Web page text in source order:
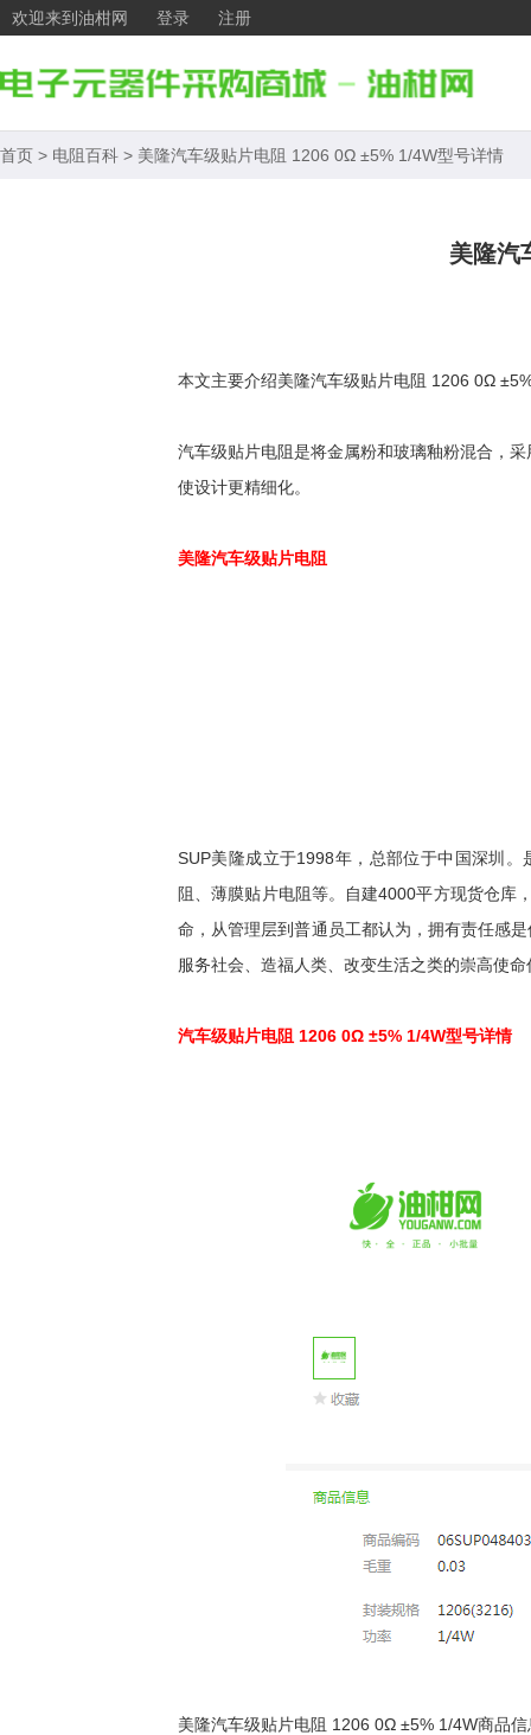
欢迎来到油柑网 登录 注册
首页 > 电阻百科 > 美隆汽车级贴片电阻 1206 0Ω ±5% 1/4W型号详情
美隆汽
本文主要介绍美隆汽车级贴片电阻 1206 0Ω
汽车级贴片电阻是将金属粉和玻璃釉粉混合，
使设计更精细化。
美隆汽车级贴片电阻
SUP美隆成立于1998年，总部位于中国深圳
阻、薄膜贴片电阻等。自建4000平方现货仓库
命，从管理层到普通员工都认为，拥有责任感
服务社会、造福人类、改变生活之类的崇高使
汽车级贴片电阻 1206 0Ω ±5% 1/4W型号详情
美隆汽车级贴片电阻 1206 0Ω ±5% 1/4W商品信